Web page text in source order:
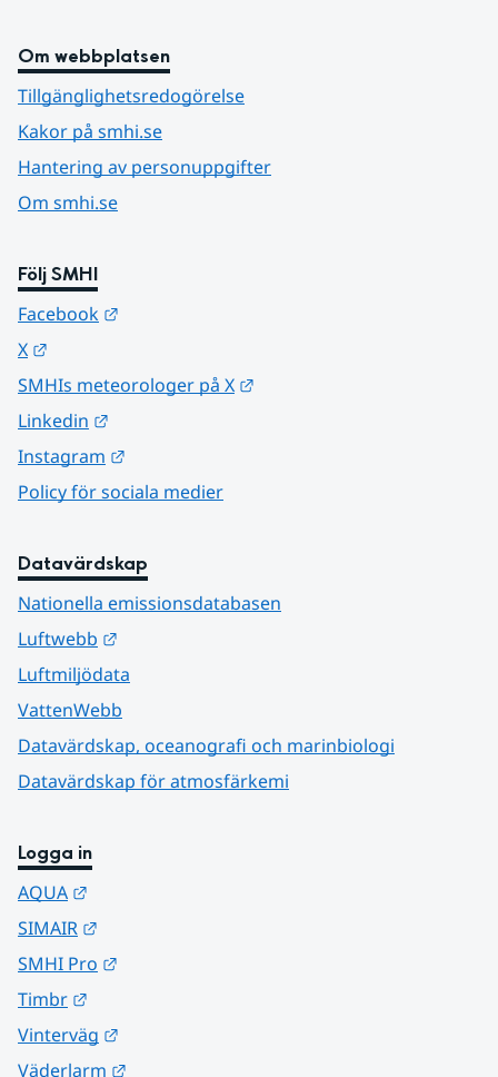
Om webbplatsen
Tillgänglighetsredogörelse
Kakor på smhi.se
Hantering av personuppgifter
Om smhi.se
Följ SMHI
Facebook
X
SMHIs meteorologer på X
Linkedin
Instagram
Policy för sociala medier
Datavärdskap
Nationella emissionsdatabasen
Luftwebb
Luftmiljödata
VattenWebb
Datavärdskap, oceanografi och marinbiologi
Datavärdskap för atmosfärkemi
Logga in
AQUA
SIMAIR
SMHI Pro
Timbr
Vinterväg
Väderlarm